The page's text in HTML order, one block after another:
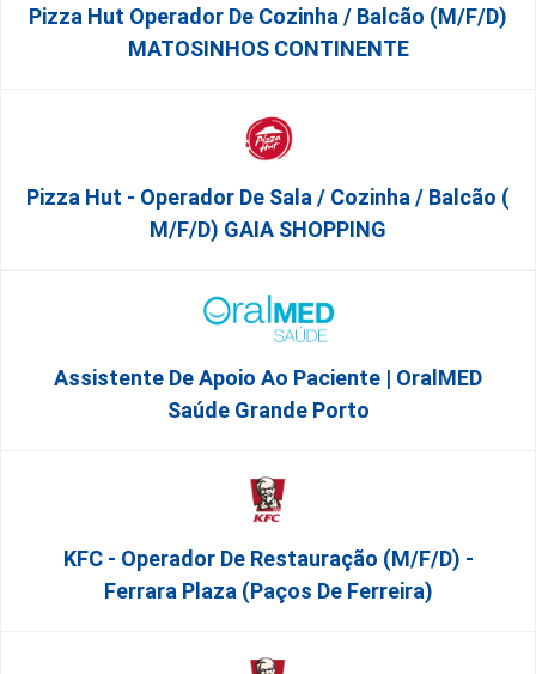
Pizza Hut Operador De Cozinha / Balcão (m/f/d)
MATOSINHOS CONTINENTE
Pizza Hut - Operador De Sala / Cozinha / Balcão (
M/f/d) GAIA SHOPPING
Assistente De Apoio Ao Paciente | OralMED
Saúde Grande Porto
KFC - Operador De Restauração (m/f/d) -
Ferrara Plaza (Paços De Ferreira)